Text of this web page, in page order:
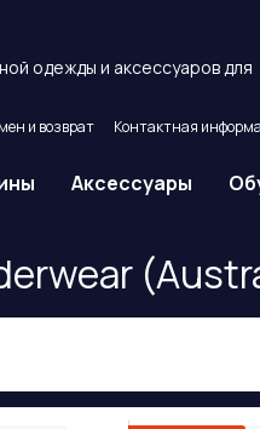
одежды и аксессуаров для
и возврат
Контактная
Аксессуары